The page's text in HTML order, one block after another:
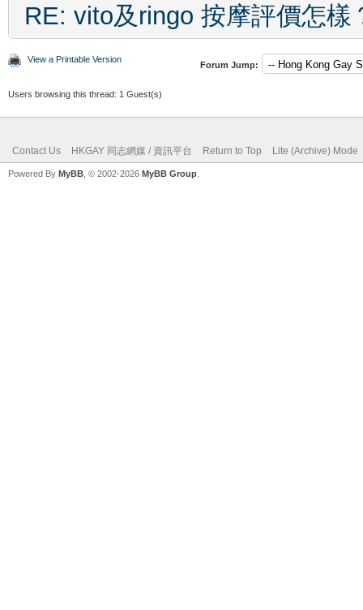
RE: vito及ringo 按摩評價怎樣
View a Printable Version
Forum Jump:
Users browsing this thread: 1 Guest(s)
Contact Us HKGAY 同志網媒 / 資訊平台 Return to Top Lite (Archive) Mode
Powered By MyBB , © 2002-2026 MyBB Group